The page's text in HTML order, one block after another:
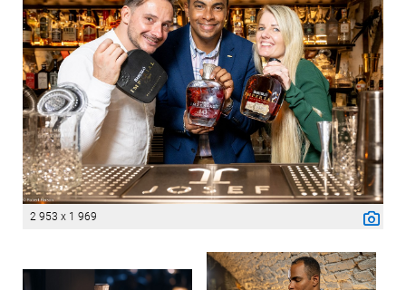
2 953 x 1 969